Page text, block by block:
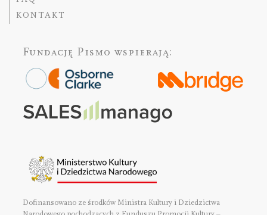
KONTAKT
Fundację Pismo wspierają:
Dofinansowano ze środków Ministra Kultury i Dziedzictwa